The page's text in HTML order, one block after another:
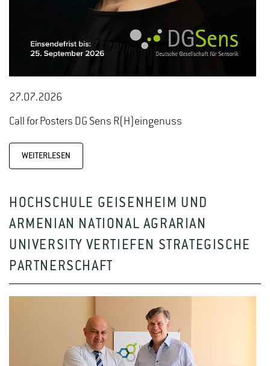
27.07.2026
Call for Posters DG Sens R(H)eingenuss
WEITERLESEN
HOCHSCHULE GEISENHEIM UND
ARMENIAN NATIONAL AGRARIAN
UNIVERSITY VERTIEFEN STRATEGISCHE
PARTNERSCHAFT